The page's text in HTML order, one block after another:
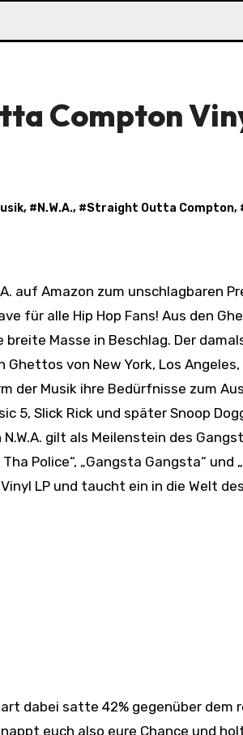
Compton
, # N.W.A., #Straight Outta Compton,
für alle Hip Hop Fans! Aus den
Masse in Beschlag. Der
Ghettos von New York, Los
der Musik ihre Bedürfnisse zum
5, Slick Rick und später Snoop
gilt als Meilenstein des
Police“, „Gangsta Gangsta“ und
LP und taucht ein in die Welt
dabei satte 42% gegenüber dem
euch also eure Chance und